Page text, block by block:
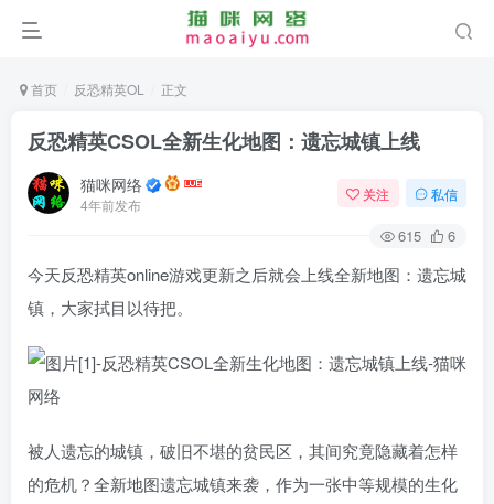
首页 反恐精英OL 正文
反恐精英CSOL全新生化地图：遗忘城镇上线
猫咪网络
4年前发布
关注 私信
615 6
今天反恐精英online游戏更新之后就会上线全新地图：遗忘城
镇，大家拭目以待把。
被人遗忘的城镇，破旧不堪的贫民区，其间究竟隐藏着怎样
的危机？全新地图遗忘城镇来袭，作为一张中等规模的生化